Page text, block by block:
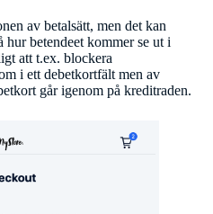
av betalsätt, men det kan
betendeet kommer se ut i
att t.ex. blockera
i ett debetkortfält men av
går igenom på kreditraden.